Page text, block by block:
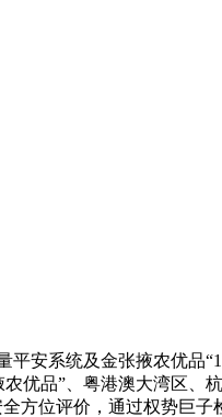
安系统及金张掖农优品
优品”、粤港澳大湾区、
方位评价，通过权势巨